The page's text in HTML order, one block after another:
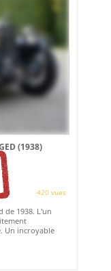
(1938)
420 vues
de 1938. L'un
Un incroyable